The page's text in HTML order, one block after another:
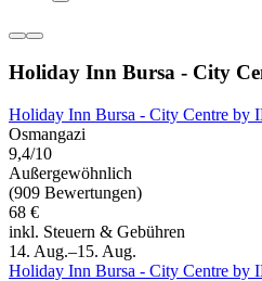
Holiday Inn Bursa - City
Holiday Inn Bursa - City Centre by
Osmangazi
9,4/10
Außergewöhnlich
(909 Bewertungen)
68 €
inkl. Steuern & Gebühren
14. Aug.–15. Aug.
Holiday Inn Bursa - City Centre by